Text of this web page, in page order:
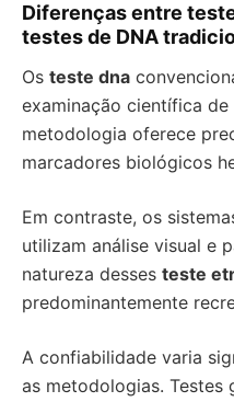
Diferenças entre
testes de DNA
Os teste dna
examinação científica
metodologia oferece
marcadores biológicos
Em contraste, os
utilizam análise visual e
natureza desses teste
predominantemente
A confiabilidade varia
as metodologias. Testes